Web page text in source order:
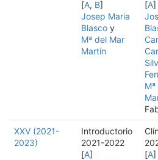
[A, B]
Josep Maria
Blasco y
Mª del Mar
Martín
[A]
XXV (2021-
2023)
Introductorio
2021-2022
[A]
[A]